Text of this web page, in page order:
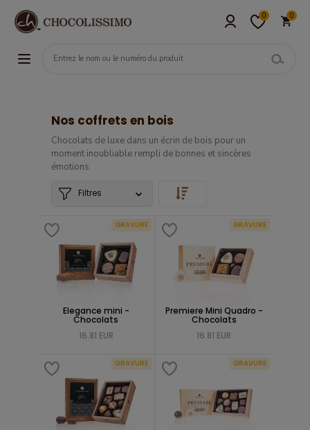
0 0
Nos coffrets en bois
Chocolats de luxe dans un écrin de bois pour un
moment inoubliable rempli de bonnes et sincères
émotions.
Filtres
GRAVURE
Elegance mini -
Chocolats
16.81 EUR
GRAVURE
Premiere Mini Quadro -
Chocolats
16.81 EUR
GRAVURE GRAVURE